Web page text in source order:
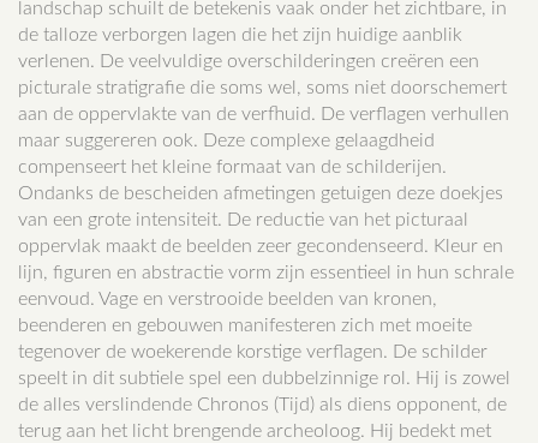
landschap schuilt de betekenis vaak onder het zichtbare, in
de talloze verborgen lagen die het zijn huidige aanblik
verlenen. De veelvuldige overschilderingen creëren een
picturale stratigrafie die soms wel, soms niet doorschemert
aan de oppervlakte van de verfhuid. De verflagen verhullen
maar suggereren ook. Deze complexe gelaagdheid
compenseert het kleine formaat van de schilderijen.
Ondanks de bescheiden afmetingen getuigen deze doekjes
van een grote intensiteit. De reductie van het picturaal
oppervlak maakt de beelden zeer gecondenseerd. Kleur en
lijn, figuren en abstractie vorm zijn essentieel in hun schrale
eenvoud. Vage en verstrooide beelden van kronen,
beenderen en gebouwen manifesteren zich met moeite
tegenover de woekerende korstige verflagen. De schilder
speelt in dit subtiele spel een dubbelzinnige rol. Hij is zowel
de alles verslindende Chronos (Tijd) als diens opponent, de
terug aan het licht brengende archeoloog. Hij bedekt met